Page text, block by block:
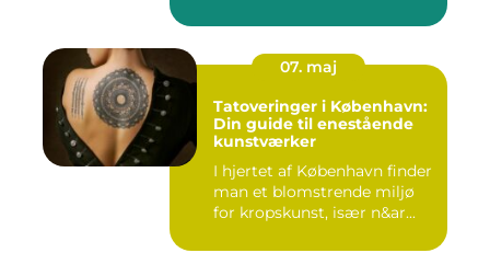
07. maj
Tatoveringer i København:
Din guide til enestående
kunstværker
I hjertet af København finder
man et blomstrende miljø
for kropskunst, især n&ar...